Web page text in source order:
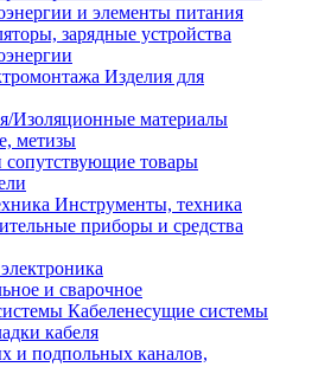
и элементы питания
зарядные устройства
Изделия для
Изоляционные материалы
метизы
товары
Инструменты, техника
приборы и средства
и сварочное
Кабеленесущие системы
кабеля
и подпольных каналов,